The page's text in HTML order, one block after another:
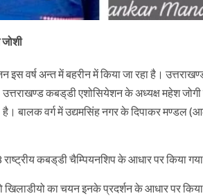
वर्ष अन्त में बहरीन में किया जा रहा है।
उत्तराखण्ड कबड्‌डी एशोसियेशन के अध्यक्ष महेश जोगी
बालक वर्ग में उद्यमसिंह नगर के दिपाकर मण्डल
कबड्‌डी चैम्पियनशिप के आधार पर किया
का चयन इनके प्रदर्शन के आधार पर